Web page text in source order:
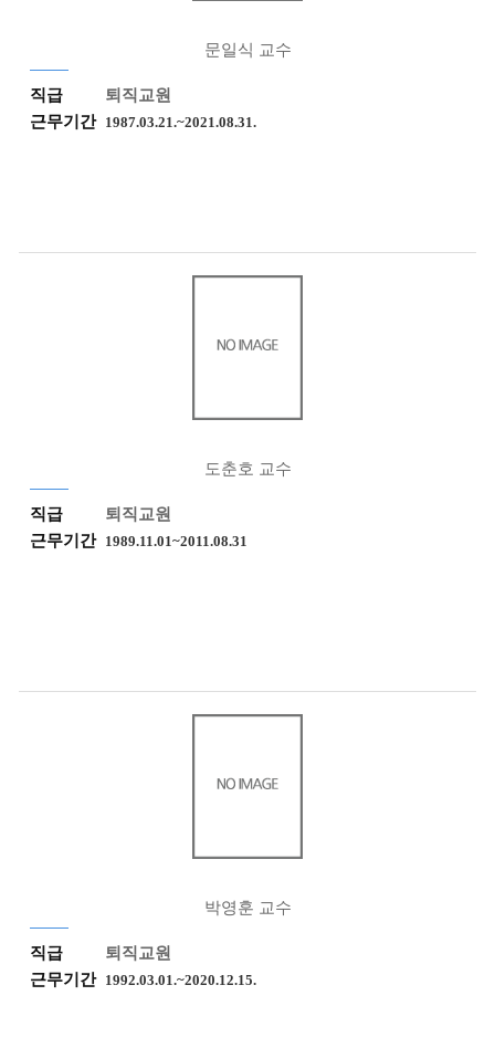
문일식 교수
직급
퇴직교원
근무기간 1987.03.21.~2021.08.31.
도춘호 교수
직급
퇴직교원
근무기간 1989.11.01~2011.08.31
박영훈 교수
직급
퇴직교원
근무기간 1992.03.01.~2020.12.15.